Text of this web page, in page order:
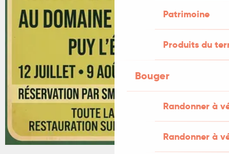
Patrimoine
Produits du
Bouger
Randonner à
Randonner à